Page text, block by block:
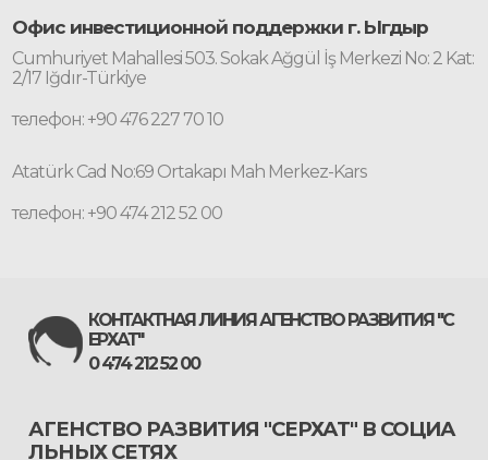
Офис инвестиционной поддержки г. Ыгдыр
Cumhuriyet Mahallesi 503. Sokak Ağgül İş Merkezi No: 2 Kat:
2/17 Iğdır-Türkiye
телефон: +90 476 227 70 10
Atatürk Cad No:69 Ortakapı Mah Merkez-Kars
телефон: +90 474 212 52 00
КОНТАКТНАЯ ЛИНИЯ АГЕНСТВО РАЗВИТИЯ "С
ЕРХАТ"
0 474 212 52 00
АГЕНСТВО РАЗВИТИЯ "СЕРХАТ" В СОЦИА
ЛЬНЫХ СЕТЯХ